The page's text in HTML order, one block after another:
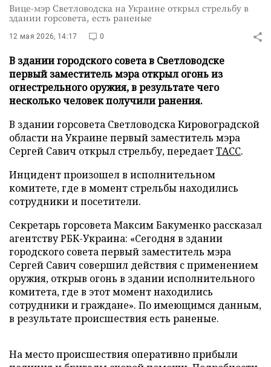
Вице-мэр Светловодска на Украине открыл стрельбу в
здании горсовета, есть раненые
12 мая 2026, 14:17 0
В здании городского совета в Светловодске
первый заместитель мэра открыл огонь из
огнестрельного оружия, в результате чего
несколько человек получили ранения.
В здании горсовета Светловодска Кировоградской
области на Украине первый заместитель мэра
Сергей Савич открыл стрельбу, передаетТАСС.
Инцидент произошел в исполнительном
комитете, где в момент стрельбы находились
сотрудники и посетители.
Секретарь горсовета Максим Бакуменко рассказал
агентству РБК-Украина: «Сегодня в здании
городского совета первый заместитель мэра
Сергей Савич совершил действия с применением
оружия, открыв огонь в здании исполнительного
комитета, где в этот момент находились
сотрудники и граждане». По имеющимся данным,
в результате происшествия есть раненые.
На место происшествия оперативно прибыли